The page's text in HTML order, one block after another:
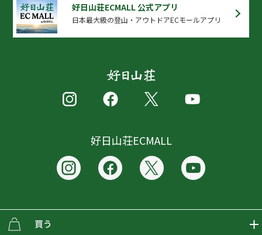
好日山荘ECMALL 公式アプリ
日本最大級の登山・アウトドアECモールアプリ
好日山荘ECMALL
買う